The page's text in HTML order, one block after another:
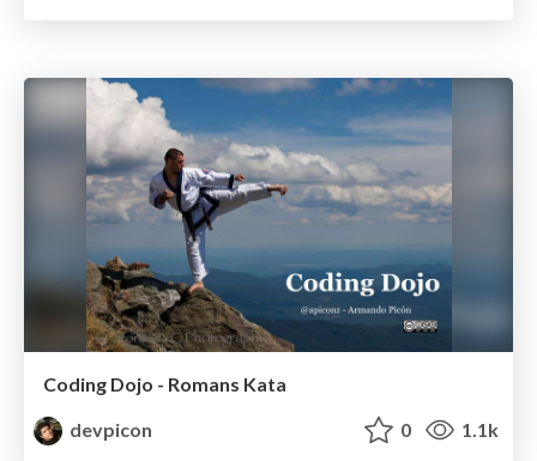
Coding Dojo - Romans Kata
devpicon
0 1.1k